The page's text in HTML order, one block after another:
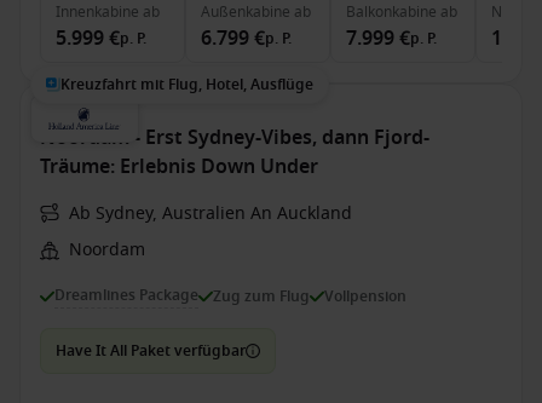
Innenkabine ab
5.999 €p. P.
Außenkabine ab
6.799 €p. P.
Balkonkabine ab
7.999 €p. P.
Kreuzfahrt mit Flug, Hotel, Ausflüge
Noordam - Erst Sydney-Vibes, dann Fjord-
Träume: Erlebnis Down Under
Ab Sydney, Australien An Auckland
Noordam
Dreamlines Package Zug zum Flug Vollpension
Have It All Paket verfügbar